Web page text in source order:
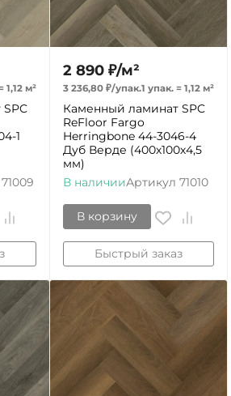
1,12 м²
1
71009
2 890 ₽/м²
3 236,80 ₽/упак.1 упак. = 1,12 м²
Каменный ламинат SPC
ReFloor Fargo
Herringbone 44-3046-4
Дуб Верде (400х100х4,5
мм)
В наличииАртикул 71010
В корзину
Быстрый заказ